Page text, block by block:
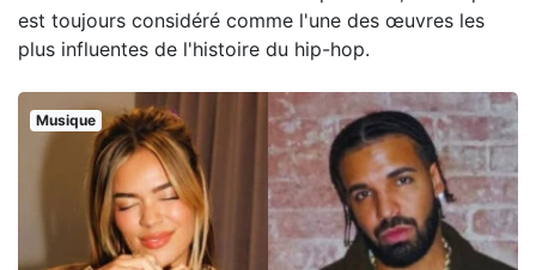
est toujours considéré comme l'une des œuvres les
plus influentes de l'histoire du hip-hop.
Musique